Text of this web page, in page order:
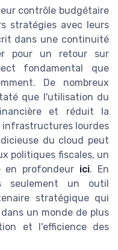
contrôle budgétaire
stratégies avec leurs
dans une continuité
pour un retour sur
fondamental que
De nombreux
que l'utilisation du
et réduit la
infrastructures lourdes
du cloud peut
politiques fiscales, un
en profondeur ici. En
seulement un outil
stratégique qui
un monde de plus
et l'efficience des